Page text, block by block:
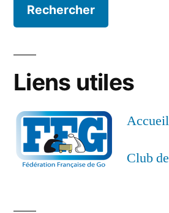
Liens utiles
Club